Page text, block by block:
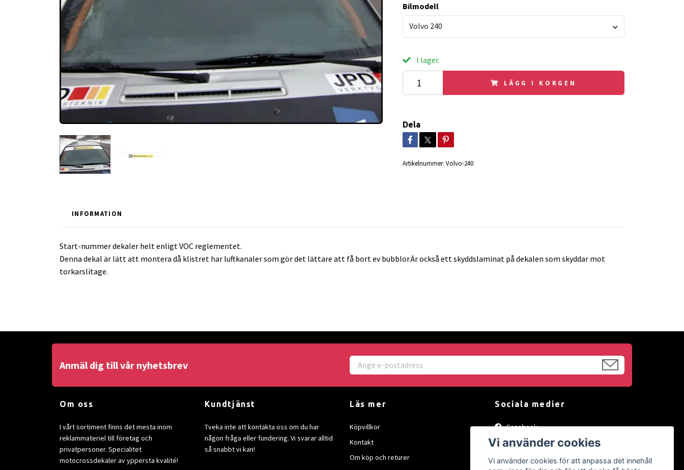
Bilmodell
Volvo 240
I lager.
LÄGG I KORGEN
Dela
Artikelnummer: Volvo-240
INFORMATION
Start-nummer dekaler helt enligt VOC reglementet.
Denna dekal är lätt att montera då klistret har luftkanaler som gör det lättare att få bort ev bubblor.Är också ett skyddslaminat på dekalen som skyddar mot
torkarslitage.
Anmäl dig till vår nyhetsbrev
Om oss
I vårt sortiment finns det mesta inom
reklammateriel till företag och
privatpersoner. Specialitet
motocrossdekaler av yppersta kvalité!
Kundtjänst
Tveka inte att kontakta oss om du har
någon fråga eller fundering. Vi svarar alltid
så snabbt vi kan!
Läs mer
Köpvillkor
Kontakt
Om köp och returer
Sociala medier
Facebook
Instagram
Vi använder cookies
Vi använder cookies för att anpassa det innehåll